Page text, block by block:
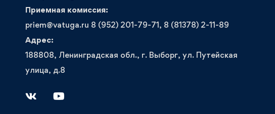
Приемная комиссия:
priem@vatuga.ru 8 (952) 201-79-71, 8 (81378) 2-11-89
Адрес:
188808, Ленинградская обл., г. Выборг, ул. Путейская
улица, д.8